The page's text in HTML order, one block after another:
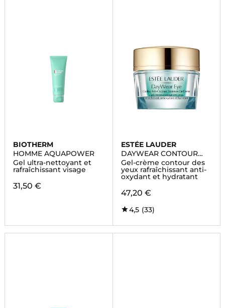
BIOTHERM
HOMME AQUAPOWER
Gel ultra-nettoyant et
rafraîchissant visage
31,50 €
ESTÉE LAUDER
DAYWEAR CONTOUR
DES YEUX
Gel-crème contour des
yeux rafraîchissant anti-
oxydant et hydratant
47,20 €
4,5 (33)